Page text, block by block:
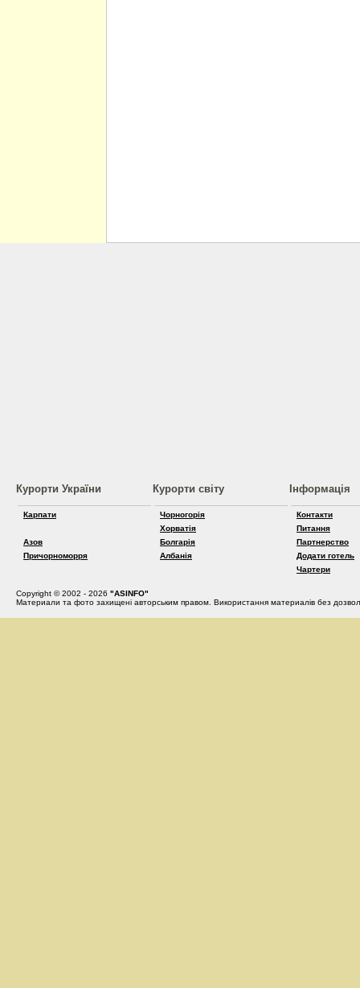
Курорти України
Карпати
Азов
Причорноморря
Курорти світу
Чорногорія
Хорватія
Болгарія
Албанія
Інформація
Контакти
Питання
Партнерство
Додати готель
Чартери
Copyright © 2002 - 2026 "ASINFO"
Материали та фото захищені авторським правом. Використання материалів без